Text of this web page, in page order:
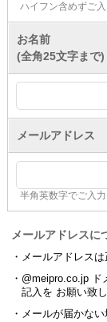
ハイフン含めずご入
お名前
(全角25文字まで)
メールアドレス
半角英数字でご入力
メールアドレスに
メールアドレス
@meipro.co.jp ド
記入を お願い致
メールが届かな